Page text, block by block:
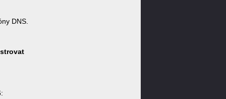
DNS.